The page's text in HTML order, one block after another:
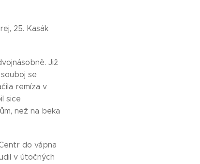
25. Kasák
Již
se
remíza v
sice
než na beka
do vápna
v útočných